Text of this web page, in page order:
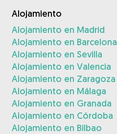
Alojamiento
Alojamiento en Madrid
Alojamiento en Barcelona
Alojamiento en Sevilla
Alojamiento en Valencia
Alojamiento en Zaragoza
Alojamiento en Málaga
Alojamiento en Granada
Alojamiento en Córdoba
Alojamiento en Bilbao